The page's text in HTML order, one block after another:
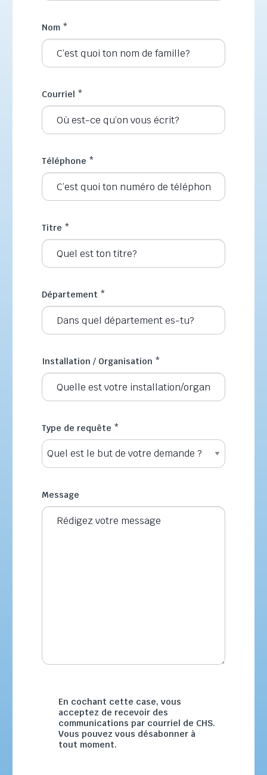
Nom *
Courriel *
Téléphone *
Titre *
Département *
Installation / Organisation *
Type de requête *
Message
En cochant cette case, vous
acceptez de recevoir des
communications par courriel de CHS.
Vous pouvez vous désabonner à
tout moment.